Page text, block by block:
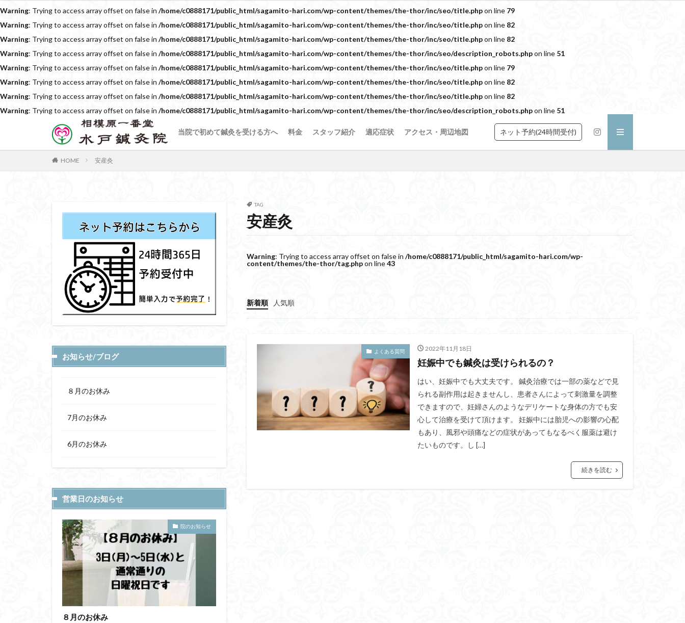
Warning: Trying to access array offset on false in /home/c0888171/public_html/sagamito-hari.com/wp-content/themes/the-thor/inc/seo/title.phpon line 79
Warning: Trying to access array offset on false in /home/c0888171/public_html/sagamito-hari.com/wp-content/themes/the-thor/inc/seo/title.phpon line 82
Warning: Trying to access array offset on false in /home/c0888171/public_html/sagamito-hari.com/wp-content/themes/the-thor/inc/seo/title.phpon line 82
Warning: Trying to access array offset on false in /home/c0888171/public_html/sagamito-hari.com/wp-content/themes/the-thor/inc/seo/description_robots.phpon line 51
Warning: Trying to access array offset on false in /home/c0888171/public_html/sagamito-hari.com/wp-content/themes/the-thor/inc/seo/title.phpon line 79
Warning: Trying to access array offset on false in /home/c0888171/public_html/sagamito-hari.com/wp-content/themes/the-thor/inc/seo/title.phpon line 82
Warning: Trying to access array offset on false in /home/c0888171/public_html/sagamito-hari.com/wp-content/themes/the-thor/inc/seo/title.phpon line 82
Warning: Trying to access array offset on false in /home/c0888171/public_html/sagamito-hari.com/wp-content/themes/the-thor/inc/seo/description_robots.phpon line 51
当院で初めて鍼灸を受ける方へ 料金 スタッフ紹介 適応症状 アクセス・周辺地図 ネット予約(24時間受付)
HOME 安産灸
TAG
安産灸
Warning: Trying to access array offset on false in /home/c0888171/public_html/sagamito-hari.com/wp-
content/themes/the-thor/tag.phpon line43
新着順 人気順
よくある質問 2022年11月18日
妊娠中でも鍼灸は受けられるの？
はい、妊娠中でも大丈夫です。 鍼灸治療では一部の薬などで見
られる副作用は起きませんし、患者さんによって刺激量を調整
できますので、妊婦さんのようなデリケートな身体の方でも安
心して治療を受けて頂けます。 妊娠中には胎児への影響の心配
もあり、風邪や頭痛などの症状があってもなるべく服薬は避け
たいものです。し […]
続きを読む
お知らせ/ブログ
８月のお休み
7月のお休み
6月のお休み
営業日のお知らせ
院のお知らせ
８月のお休み